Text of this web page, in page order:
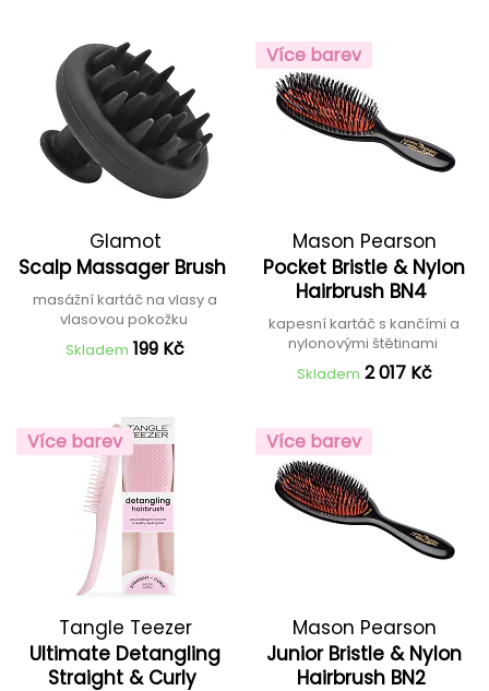
Glamot
Scalp Massager Brush
masážní kartáč na vlasy a
vlasovou pokožku
Skladem 199 Kč
Více barev
Mason Pearson
Pocket Bristle & Nylon
Hairbrush BN4
kapesní kartáč s kančími a
nylonovými štětinami
Skladem 2 017 Kč
Více barev
Tangle Teezer
Ultimate Detangling
Straight & Curly
Více barev
Mason Pearson
Junior Bristle & Nylon
Hairbrush BN2